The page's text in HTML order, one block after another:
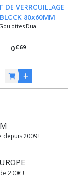
DE VERROUILLAGE
80x60MM
Goulottes Dual
0€69
depuis 2009 !
200€ !